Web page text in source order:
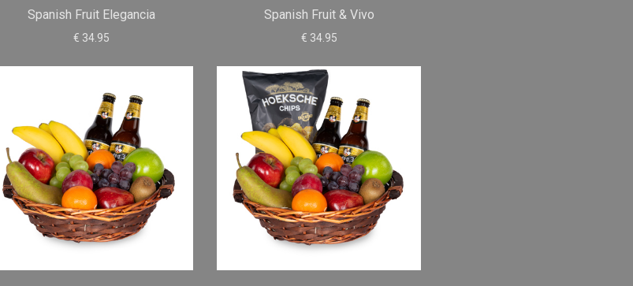
Spanish Fruit Elegancia
€ 34.95
Spanish Fruit & Vivo
€ 34.95